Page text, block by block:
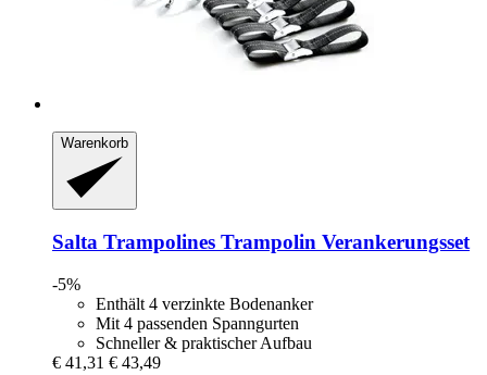
Warenkorb
Salta Trampolines Trampolin Verankerungsset
-5%
Enthält 4 verzinkte Bodenanker
Mit 4 passenden Spanngurten
Schneller & praktischer Aufbau
€ 41,31 € 43,49